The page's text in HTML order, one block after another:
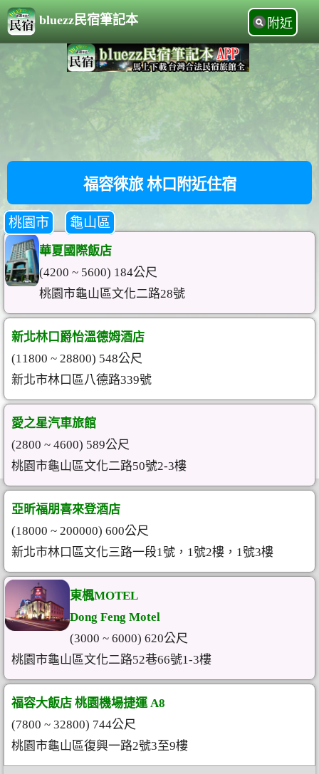
bluezz民宿筆記本 附近
福容徠旅 林口附近住宿
桃園市 龜山區
華夏國際飯店
(4200 ~ 5600) 184公尺
桃園市龜山區文化二路28號
新北林口爵怡溫德姆酒店
(11800 ~ 28800) 548公尺
新北市林口區八德路339號
愛之星汽車旅館
(2800 ~ 4600) 589公尺
桃園市龜山區文化二路50號2-3樓
亞昕福朋喜來登酒店
(18000 ~ 200000) 600公尺
新北市林口區文化三路一段1號，1號2樓，1號3樓
東楓MOTEL
Dong Feng Motel
(3000 ~ 6000) 620公尺
桃園市龜山區文化二路52巷66號1-3樓
福容大飯店 桃園機場捷運 A8
(7800 ~ 32800) 744公尺
桃園市龜山區復興一路2號3至9樓